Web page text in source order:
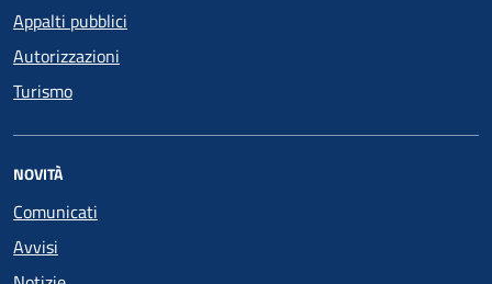
Appalti pubblici
Autorizzazioni
Turismo
NOVITÀ
Comunicati
Avvisi